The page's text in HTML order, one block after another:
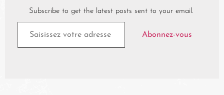
Subscribe to get the latest posts sent to your email.
Abonnez-vous